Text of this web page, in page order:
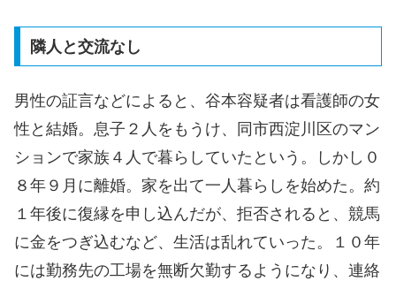
隣人と交流なし
男性の証言などによると、谷本容疑者は看護師の女
性と結婚。息子２人をもうけ、同市西淀川区のマン
ションで家族４人で暮らしていたという。しかし０
８年９月に離婚。家を出て一人暮らしを始めた。約
１年後に復縁を申し込んだが、拒否されると、競馬
に金をつぎ込むなど、生活は乱れていった。１０年
には勤務先の工場を無断欠勤するようになり、連絡